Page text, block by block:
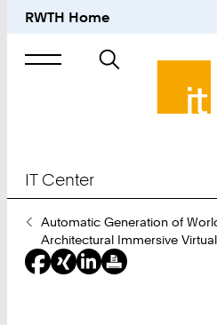
RWTH Home
Suche
nach
IT Center
Sie
sind
hier:
Automatic Generation of
Architectural Immersive